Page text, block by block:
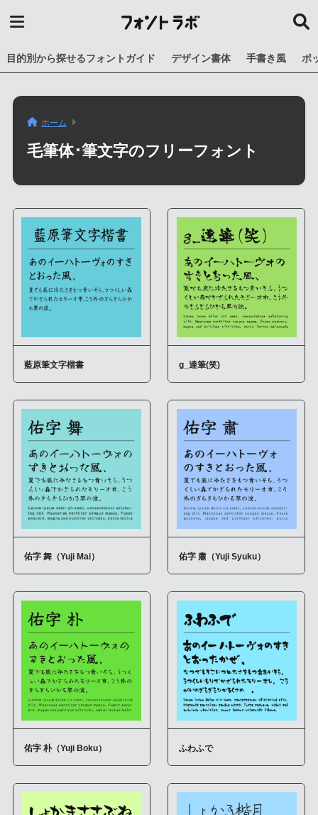
目的別から探せるフォントガイド デザイン書体 手書き風 ポ
ホーム
毛筆体･筆文字のフリーフォント
藍原筆文字楷書 g_達筆(笑)
佑字 舞（Yuji Mai） 佑字 肅（Yuji Syuku）
佑字 朴（Yuji Boku） ふわふで